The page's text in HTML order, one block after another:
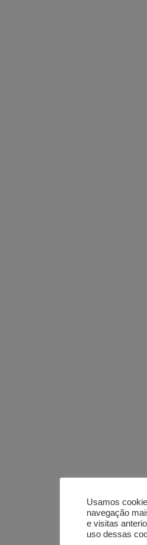
Usamos
navegação
e visitas
uso dessas